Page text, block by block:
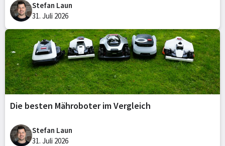
Stefan Laun
31. Juli 2026
Die besten Mähroboter im Vergleich
Stefan Laun
31. Juli 2026